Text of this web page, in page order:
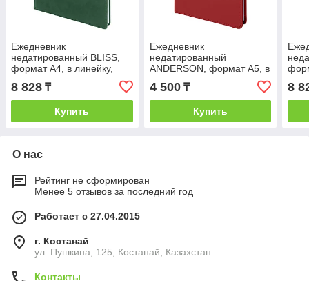
Ежедневник
недатированный BLISS,
формат А4, в линейку,
Зеленый, -, 24602 17
8 828 ₸
Купить
Ежедневник
недатированный
ANDERSON, формат А5, в
линейку, Бордовый, -,
24610 13
4 500₸
Купить
8
О нас
Рейтинг не сформирован
Менее 5 отзывов за последний год
Работает с 27.04.2015
г. Костанай
ул. Пушкина, 125, Костанай, Казахстан
Контакты